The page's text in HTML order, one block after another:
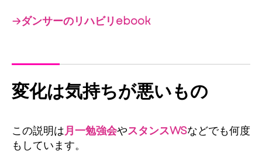
→ダンサーのリハビリebook
変化は気持ちが悪いもの
この説明は月一勉強会やスタンスWSなどでも何度
もしています。